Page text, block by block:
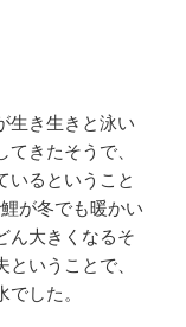
生き生きと泳い
きたそうで、
いるということ
が冬でも暖かい
ん大きくなるそ
いうことで、
した。